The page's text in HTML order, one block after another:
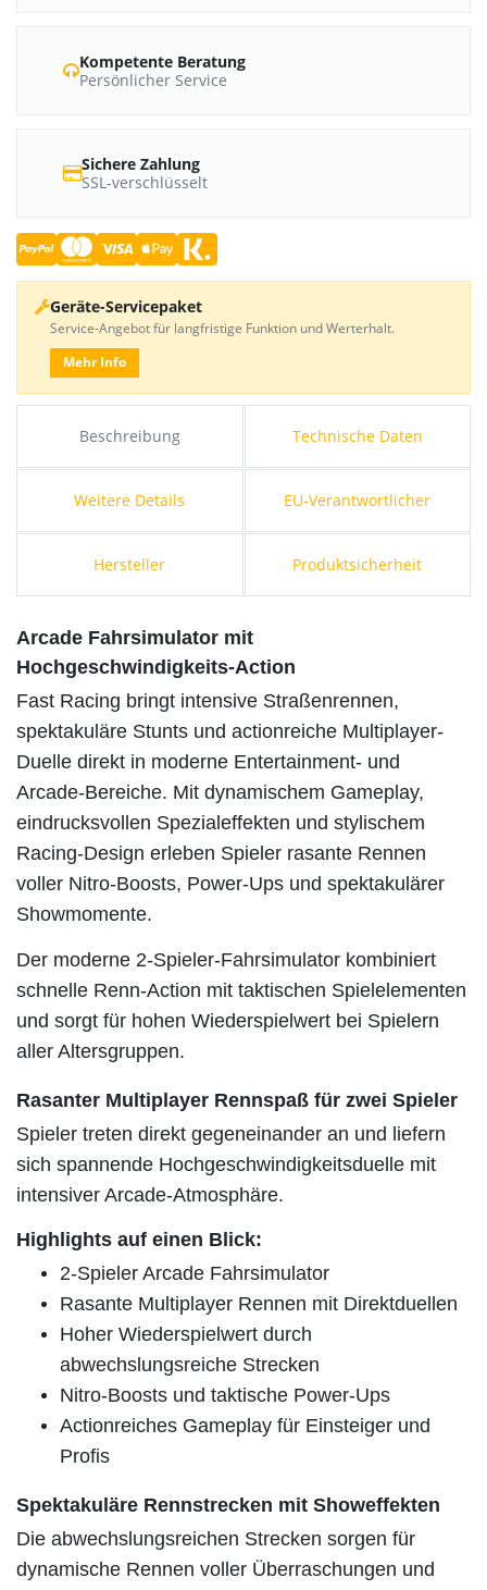
Beschreibung Technische Daten
Weitere Details EU-Verantwortlicher
Hersteller Produktsicherheit
Arcade Fahrsimulator mit
Hochgeschwindigkeits-Action
Fast Racing bringt intensive Straßenrennen,
spektakuläre Stunts und actionreiche Multiplayer-
Duelle direkt in moderne Entertainment- und
Arcade-Bereiche. Mit dynamischem Gameplay,
eindrucksvollen Spezialeffekten und stylischem
Racing-Design erleben Spieler rasante Rennen
voller Nitro-Boosts, Power-Ups und spektakulärer
Showmomente.
Der moderne 2-Spieler-Fahrsimulator kombiniert
schnelle Renn-Action mit taktischen Spielelementen
und sorgt für hohen Wiederspielwert bei Spielern
aller Altersgruppen.
Rasanter Multiplayer Rennspaß für zwei Spieler
Spieler treten direkt gegeneinander an und liefern
sich spannende Hochgeschwindigkeitsduelle mit
intensiver Arcade-Atmosphäre.
Highlights auf einen Blick:
2-Spieler Arcade Fahrsimulator
Rasante Multiplayer Rennen mit Direktduellen
Hoher Wiederspielwert durch
abwechslungsreiche Strecken
Nitro-Boosts und taktische Power-Ups
Actionreiches Gameplay für Einsteiger und
Profis
Spektakuläre Rennstrecken mit Showeffekten
Die abwechslungsreichen Strecken sorgen für
dynamische Rennen voller Überraschungen und
Kompetente Beratung
Persönlicher Service
Sichere Zahlung
SSL-verschlüsselt
Geräte-Servicepaket
Service-Angebot für langfristige Funktion und Werterhalt.
Mehr Info